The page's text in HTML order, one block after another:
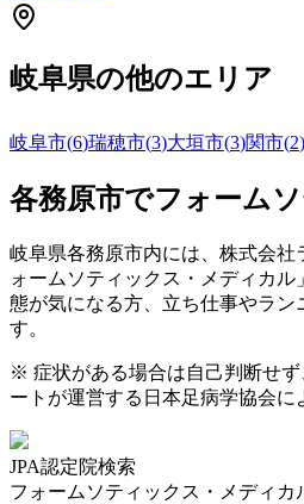
岐阜県の他のエリア
岐阜市(6)瑞穂市(3)大垣市(3)関市(2)
各務原市でフォーム
岐阜県各務原市内には、株式会社
ォームソティックス・メディカ
態が気になる方、立ち仕事やラ
す。
※ 症状がある場合は自己判断せ
ートが運営する日本足病学協会に
JPA認定院検索
フォームソティックス・メディカ